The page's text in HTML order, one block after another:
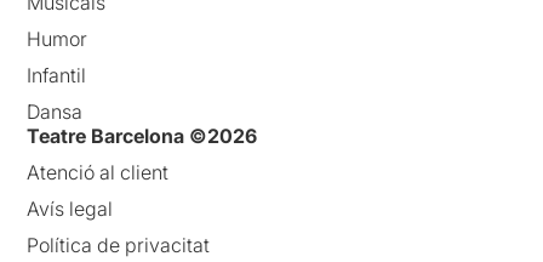
Humor
Infantil
Dansa
Teatre Barcelona ©2026
Atenció al client
Avís legal
Política de privacitat